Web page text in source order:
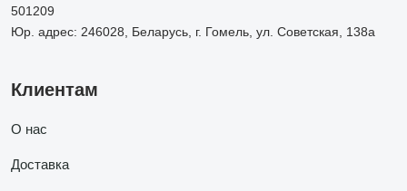
501209
Юр. адрес: 246028, Беларусь, г. Гомель, ул. Советская, 138а
Клиентам
О нас
Доставка